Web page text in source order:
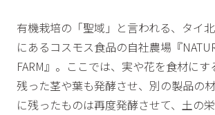
有機栽培の「聖域」と言われる、タイ
にあるコスモス食品の自社農場『
FARM』。ここでは、実や花を食材にす
残った茎や葉も発酵させ、別の製品の
に残ったものは再度発酵させて、土の